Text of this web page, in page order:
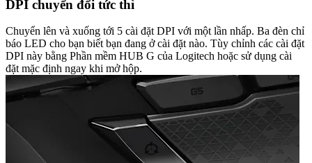
DPI chuyển đổi tức thì
Chuyển lên và xuống tới 5 cài đặt DPI với một lần nhấp. Ba đèn chỉ
báo LED cho bạn biết bạn đang ở cài đặt nào. Tùy chỉnh các cài đặt
DPI này bằng Phần mềm HUB G của Logitech hoặc sử dụng cài
đặt mặc định ngay khi mở hộp.